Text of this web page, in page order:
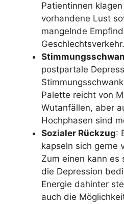
Patientinnen
vorhandene Lust
mangelnde
Geschlechtsverkehr.
postpartale
Palette reicht von
Wutanfällen, aber
Hochphasen sind
Sozialer Rückzug:
kapseln sich gerne
Zum einen kann es
die Depression
Energie dahinter
auch die